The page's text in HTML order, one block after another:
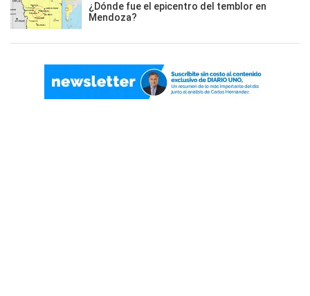
¿Dónde fue el epicentro del temblor en
Mendoza?